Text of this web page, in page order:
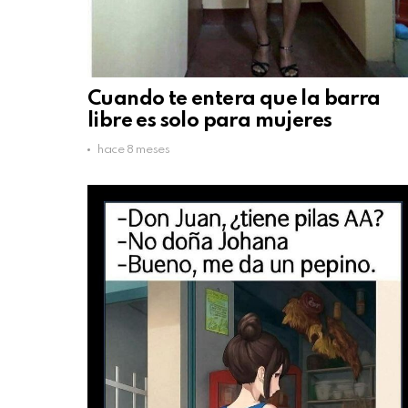
Cuando te entera que la barra
libre es solo para mujeres
hace 8 meses